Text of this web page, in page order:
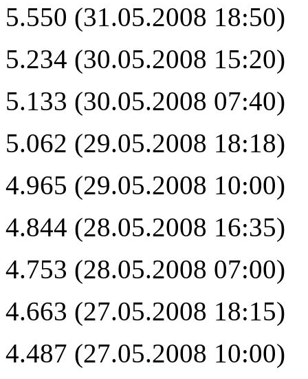
5.550 (31.05.2008 18:50)
5.234 (30.05.2008 15:20)
5.133 (30.05.2008 07:40)
5.062 (29.05.2008 18:18)
4.965 (29.05.2008 10:00)
4.844 (28.05.2008 16:35)
4.753 (28.05.2008 07:00)
4.663 (27.05.2008 18:15)
4.487 (27.05.2008 10:00)